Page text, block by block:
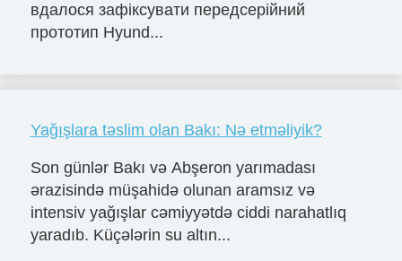
вдалося зафіксувати передсерійний
прототип Hyund...
Yağışlara təslim olan Bakı: Nə etməliyik?
Son günlər Bakı və Abşeron yarımadası
ərazisində müşahidə olunan aramsız və
intensiv yağışlar cəmiyyətdə ciddi narahatlıq
yaradıb. Küçələrin su altın...